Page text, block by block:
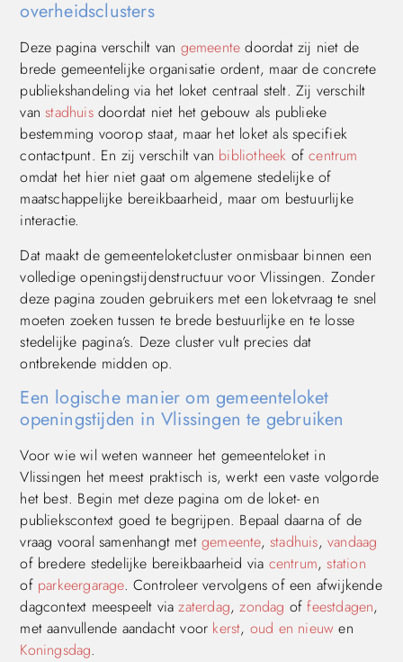
overheidsclusters
Deze pagina verschilt van gemeente doordat zij niet de
brede gemeentelijke organisatie ordent, maar de concrete
publiekshandeling via het loket centraal stelt. Zij verschilt
vanstadhuisdoordat niet het gebouw als publieke
bestemming voorop staat, maar het loket als specifiek
contactpunt. En zij verschilt van bibliotheek ofcentrum
omdat het hier niet gaat om algemene stedelijke of
maatschappelijke bereikbaarheid, maar om bestuurlijke
interactie.
Dat maakt de gemeenteloketcluster onmisbaar binnen een
volledige openingstijdenstructuur voor Vlissingen. Zonder
deze pagina zouden gebruikers met een loketvraag te snel
moeten zoeken tussen te brede bestuurlijke en te losse
stedelijke pagina’s. Deze cluster vult precies dat
ontbrekende midden op.
Een logische manier om gemeenteloket
openingstijden in Vlissingen te gebruiken
Voor wie wil weten wanneer het gemeenteloket in
Vlissingen het meest praktisch is, werkt een vaste volgorde
het best. Begin met deze pagina om de loket- en
publiekscontext goed te begrijpen. Bepaal daarna of de
vraag vooral samenhangt met gemeente,stadhuis,vandaag
of bredere stedelijke bereikbaarheid via centrum,station
of parkeergarage. Controleer vervolgens of een afwijkende
dagcontext meespeelt viazaterdag,zondag of feestdagen,
met aanvullende aandacht voor kerst, oud en nieuw en
Koningsdag.